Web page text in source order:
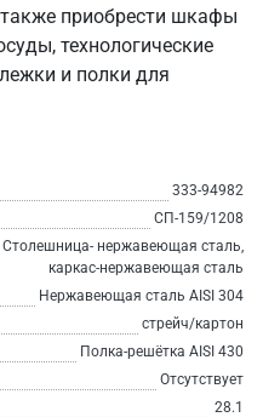
приобрести шкафы
технологические
и полки для
333-94982
СП-159/1208
Столешница- нержавеющая сталь,
каркас-нержавеющая сталь
Нержавеющая сталь AISI 304
стрейч/картон
Полка-решётка AISI 430
Отсутствует
28.1